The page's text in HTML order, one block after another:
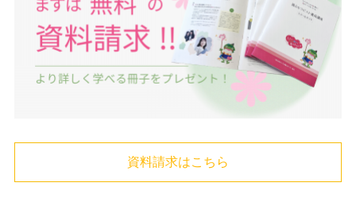
資料請求はこちら